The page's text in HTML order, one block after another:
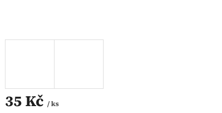
35 Kč / ks